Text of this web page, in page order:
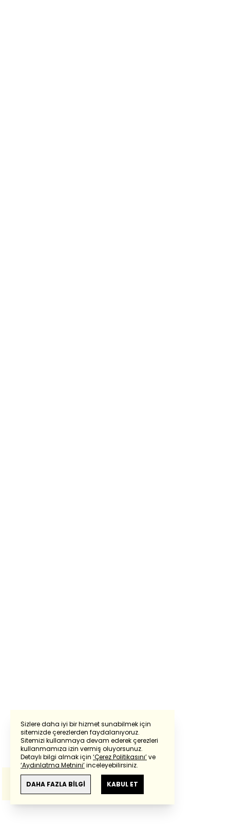
Sizlere daha iyi bir hizmet sunabilmek için
sitemizde çerezlerden faydalanıyoruz.
Sitemizi kullanmaya devam ederek çerezleri
kullanmamıza izin vermiş oluyorsunuz.
Detaylı bilgi almak için ‘Çerez Politikasını’ve
‘Aydınlatma Metnini’inceleyebilirsiniz.
DAHA FAZLA BİLGİ KABUL ET
Powered by Translate
Bu çevirideGoogle Transletekullanılmıştır.
Anlam ve çeviri hatalarından
haberturk.com
sorumlu değildir.